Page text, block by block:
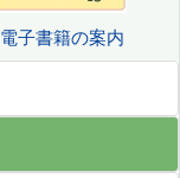
電子書籍の案内